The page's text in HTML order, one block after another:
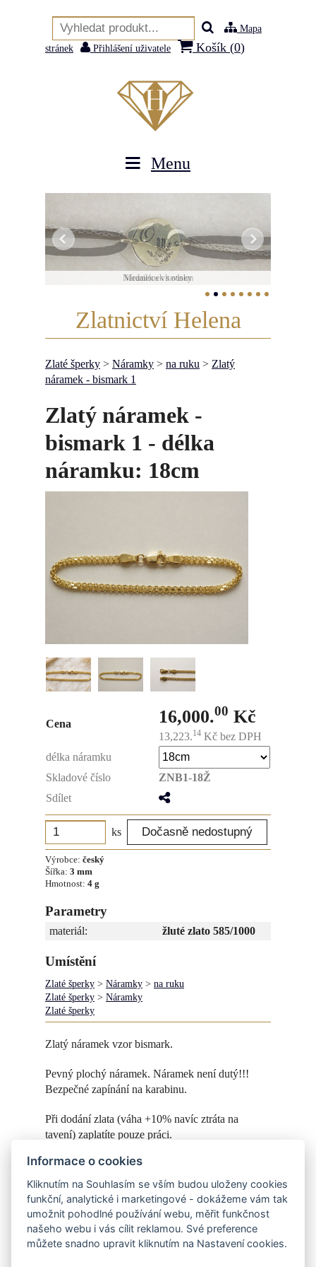
Mapa
stránek
Přihlášení uživatele Košík (0)
Menu
Náramek s vltavínem
Medailonek s otisky
Zlatnictví Helena
Zlaté šperky > Náramky > na ruku > Zlatý
náramek - bismark 1
Zlatý náramek -
bismark 1 - délka
náramku: 18cm
Cena 16,000.00 Kč
13,223.14 Kč bez DPH
délka náramku
Skladové číslo
ZNB1-18Ž
Sdílet
ks
Výrobce: český
Šířka: 3 mm
Hmotnost: 4 g
Parametry
materiál: žluté zlato 585/1000
Umístění
Zlaté šperky > Náramky > na ruku
Zlaté šperky > Náramky
Zlaté šperky
Zlatý náramek vzor bismark.
Pevný plochý náramek. Náramek není dutý!!!
Bezpečné zapínání na karabinu.
Při dodání zlata (váha +10% navíc ztráta na
tavení) zaplatíte pouze práci.
Koncová cena se může lišit podle délky / váhy
hotového šperku - 4000,-/g.
Výroba na objednávku.
Informace o cookies
Kliknutím na Souhlasím se vším budou uloženy cookies
funkční, analytické i marketingové - dokážeme vám tak
umožnit pohodlné používání webu, měřit funkčnost
našeho webu i vás cílit reklamou. Své preference
můžete snadno upravit kliknutím na Nastavení cookies.